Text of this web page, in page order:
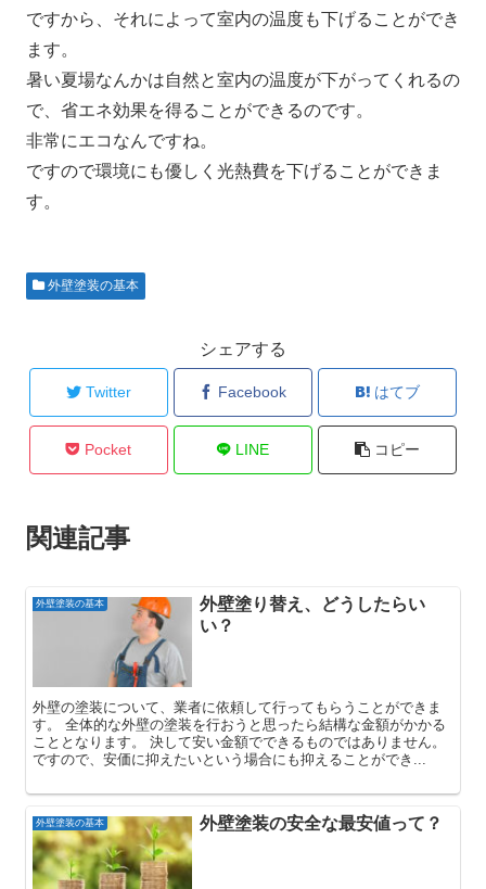
ですから、それによって室内の温度も下げることができ
ます。
暑い夏場なんかは自然と室内の温度が下がってくれるの
で、省エネ効果を得ることができるのです。
非常にエコなんですね。
ですので環境にも優しく光熱費を下げることができま
す。
外壁塗装の基本
シェアする
Twitter Facebook はてブ
Pocket LINE コピー
関連記事
外壁塗装の基本
外壁塗り替え、どうしたらい
い？
外壁の塗装について、業者に依頼して行ってもらうことができま
す。 全体的な外壁の塗装を行おうと思ったら結構な金額がかかる
こととなります。 決して安い金額でできるものではありません。
ですので、安価に抑えたいという場合にも抑えることができ...
外壁塗装の基本 外壁塗装の安全な最安値って？